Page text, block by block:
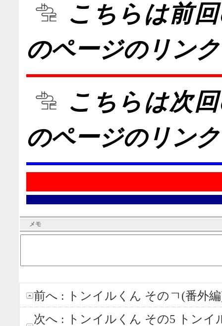
こちらは前
のページのリン
こちらは次
のページのリン
メモ
前へ :
トンイルくん そのㄱ(番外
次へ :
トンイルくん その5 トン